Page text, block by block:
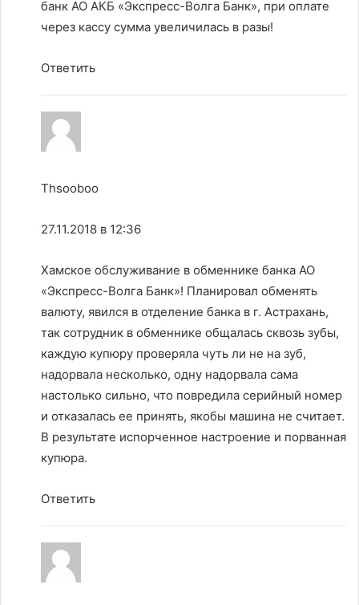
банк АО АКБ «Экспресс-Волга Банк», при оплате
через кассу сумма увеличилась в разы!
Ответить
Thsooboo
27.11.2018 в 12:36
Хамское обслуживание в обменнике банка АО
«Экспресс-Волга Банк»! Планировал обменять
валюту, явился в отделение банка в г. Астрахань,
так сотрудник в обменнике общалась сквозь зубы,
каждую купюру проверяла чуть ли не на зуб,
надорвала несколько, одну надорвала сама
настолько сильно, что повредила серийный номер
и отказалась ее принять, якобы машина не считает.
В результате испорченное настроение и порванная
купюра.
Ответить